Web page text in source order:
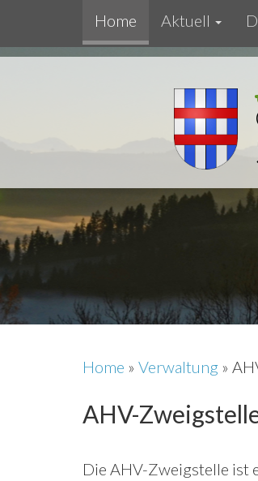
Home Aktuell
Home » Verwaltung »
AHV-
Die AHV-Zweigstelle ist